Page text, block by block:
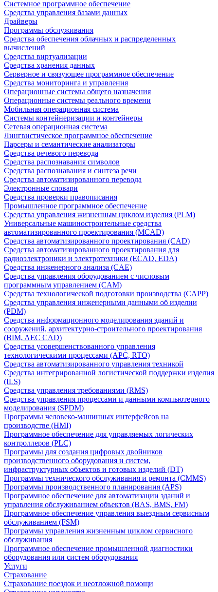
Системное программное обеспечение
Средства управления базами данных
Драйверы
Программы обслуживания
Средства обеспечения облачных и распределенных
вычислений
Средства виртуализации
Средства хранения данных
Серверное и связующее программное обеспечение
Средства мониторинга и управления
Операционные системы общего назначения
Операционные системы реального времени
Мобильная операционная система
Системы контейнеризации и контейнеры
Сетевая операционная система
Лингвистическое программное обеспечение
Парсеры и семантические анализаторы
Средства речевого перевода
Средства распознавания символов
Средства распознавания и синтеза речи
Средства автоматизированного перевода
Электронные словари
Средства проверки правописания
Промышленное программное обеспечение
Средства управления жизненным циклом изделия (PLM)
Универсальные машиностроительные средства
автоматизированного проектирования (MCAD)
Средства автоматизированного проектирования (CAD)
Средства автоматизированного проектирования для
радиоэлектроники и электротехники (ECAD, EDA)
Средства инженерного анализа (CAE)
Средства управления оборудованием с числовым
программным управлением (CAM)
Средства технологической подготовки производства (CAPP)
Средства управления инженерными данными об изделии
(PDM)
Средства информационного моделирования зданий и
сооружений, архитектурно-строительного проектирования
(BIM, AEC CAD)
Средства усовершенствованного управления
технологическими процессами (APC, RTO)
Средства автоматизированного управления техникой
Средства интегрированной логистической поддержки изделия
(ILS)
Средства управления требованиями (RMS)
Средства управления процессами и данными компьютерного
моделирования (SPDM)
Программы человеко-машинных интерфейсов на
производстве (HMI)
Программное обеспечение для управляемых логических
контроллеров (PLC)
Программы для создания цифровых двойников
производственного оборудования и систем,
инфраструктурных объектов и готовых изделий (DT)
Программы технического обслуживания и ремонта (CMMS)
Программы производственного планирования (APS)
Программное обеспечение для автоматизации зданий и
управления обслуживанием объектов (BAS, BMS, FM)
Программное обеспечение управления выездным сервисным
обслуживанием (FSM)
Программы управления жизненным циклом сервисного
обслуживания
Программное обеспечение промышленной диагностики
оборудования или систем оборудования
Услуги
Страхование
Страхование поездок и неотложной помощи